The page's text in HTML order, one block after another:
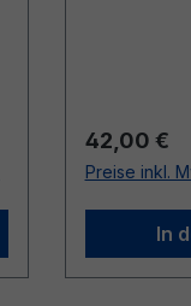
Regulärer
42,00 €
Preise inkl.
In